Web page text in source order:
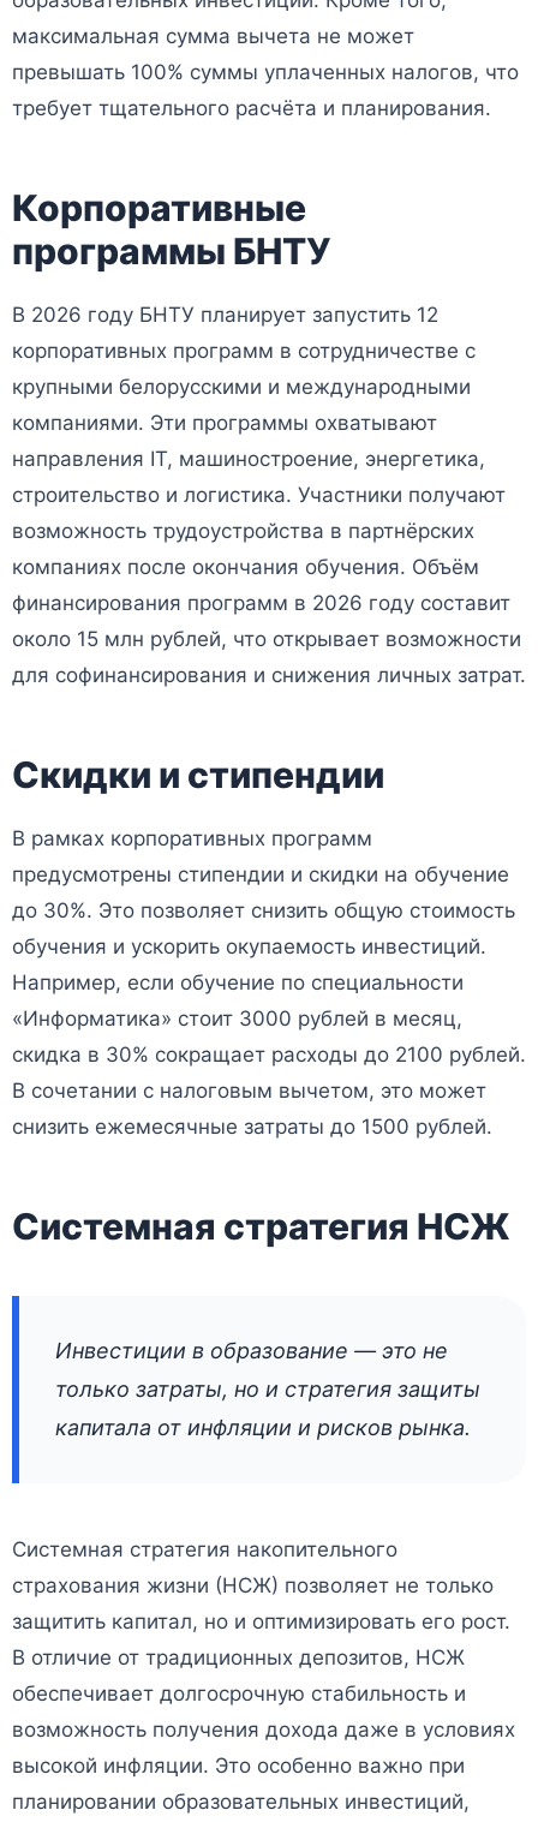
максимальная сумма вычета не может
превышать 100% суммы уплаченных налогов, что
требует тщательного расчёта и планирования.
Корпоративные
программы БНТУ
В 2026 году БНТУ планирует запустить 12
корпоративных программ в сотрудничестве с
крупными белорусскими и международными
компаниями. Эти программы охватывают
направления IT, машиностроение, энергетика,
строительство и логистика. Участники получают
возможность трудоустройства в партнёрских
компаниях после окончания обучения. Объём
финансирования программ в 2026 году составит
около 15 млн рублей, что открывает возможности
для софинансирования и снижения личных затрат.
Скидки и стипендии
В рамках корпоративных программ
предусмотрены стипендии и скидки на обучение
до 30%. Это позволяет снизить общую стоимость
обучения и ускорить окупаемость инвестиций.
Например, если обучение по специальности
«Информатика» стоит 3000 рублей в месяц,
скидка в 30% сокращает расходы до 2100 рублей.
В сочетании с налоговым вычетом, это может
снизить ежемесячные затраты до 1500 рублей.
Системная стратегия НСЖ
Инвестиции в образование — это не
только затраты, но и стратегия защиты
капитала от инфляции и рисков рынка.
Системная стратегия накопительного
страхования жизни (НСЖ) позволяет не только
защитить капитал, но и оптимизировать его рост.
В отличие от традиционных депозитов, НСЖ
обеспечивает долгосрочную стабильность и
возможность получения дохода даже в условиях
высокой инфляции. Это особенно важно при
планировании образовательных инвестиций,